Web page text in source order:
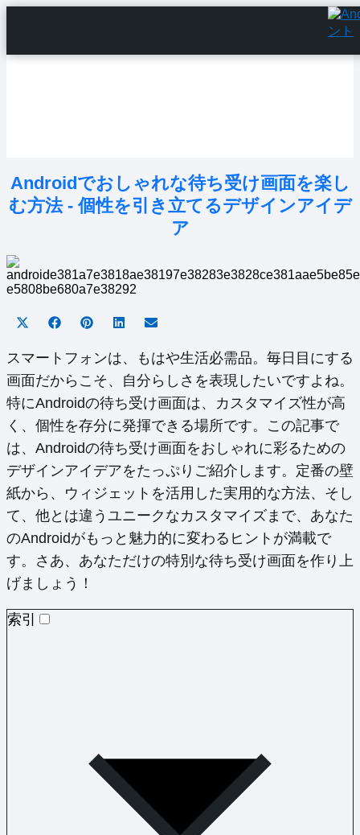
Androidでおしゃれな待ち受け画面を楽し
む方法 - 個性を引き立てるデザインアイデ
ア
Share
X
(Twitter)
Share
Facebook
Share
Pinterest
Share
LinkedInEmail
スマートフォンは、もはや生活必需品。毎日目にする
画面だからこそ、自分らしさを表現したいですよね。
特にAndroidの待ち受け画面は、カスタマイズ性が高
く、個性を存分に発揮できる場所です。この記事で
は、Androidの待ち受け画面をおしゃれに彩るための
デザインアイデアをたっぷりご紹介します。定番の壁
紙から、ウィジェットを活用した実用的な方法、そし
て、他とは違うユニークなカスタマイズまで、あなた
のAndroidがもっと魅力的に変わるヒントが満載で
す。さあ、あなただけの特別な待ち受け画面を作り上
げましょう！
索引